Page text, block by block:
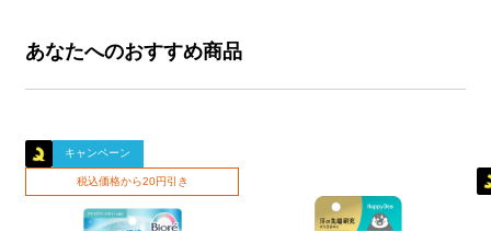
あなたへのおすすめ商品
キャンペーン
税込価格から20円引き